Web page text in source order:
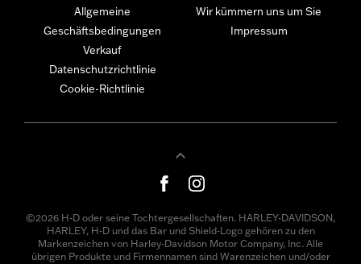
Allgemeine
Geschäftsbedingungen
Verkauf
Datenschutzrichtlinie
Cookie-Richtlinie
Wir kümmern uns um Sie
Impressum
©2026 H-D oder seine Tochtergesellschaften. HARLEY-DAVIDSON,
HARLEY, H-D und das Bar und Shield-Logo gehören zu den
Markenzeichen von Harley-Davidson Motor Company, Inc. Alle
übrigen Produkte und Firmennamen sind Warenzeichen und/oder